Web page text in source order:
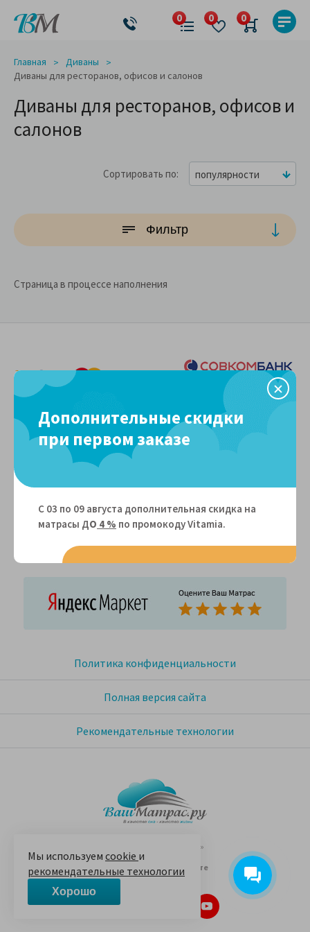
Главная
Диваны
Диваны для ресторанов, офисов и салонов
Диваны для ресторанов, офисов и
салонов
Сортировать по популярности
Фильтр
Страница в процессе наполнения
© 2005-2026 «Ваш матрас»
14 лет на Яндекс.Маркете
Политика конфиденциальности
Полная версия сайта
Рекомендательные технологии
Поблагодарить
Пожаловаться
Дополнительные скидки
при первом заказе
С 03 по 09 августа дополнительная скидка на
матрасы ДО 4 % по промокоду Vitamiа.
Мы используем cookie и
рекомендательные технологии
Хорошо